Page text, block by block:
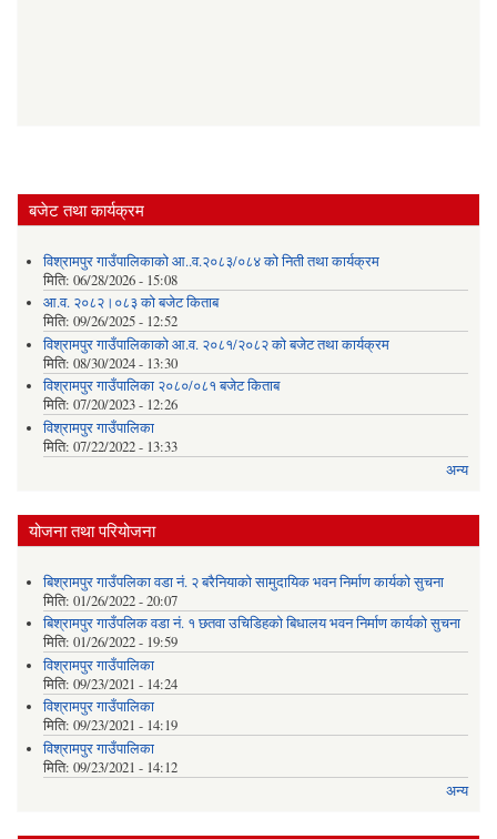
बजेट तथा कार्यक्रम
विश्रामपुर गाउँपालिकाको आ..व.२०८३/०८४ को निती तथा कार्यक्रम
मिति: 06/28/2026 - 15:08
आ.व. २०८२।०८३ को बजेट किताब
मिति: 09/26/2025 - 12:52
विश्रामपुर गाउँपालिकाको आ.व. २०८१/२०८२ को बजेट तथा कार्यक्रम
मिति: 08/30/2024 - 13:30
विश्रामपुर गाउँपालिका २०८०/०८१ बजेट किताब
मिति: 07/20/2023 - 12:26
विश्रामपुर गाउँपालिका
मिति: 07/22/2022 - 13:33
अन्य
योजना तथा परियोजना
बिश्रामपुर गाउँपलिका वडा नं. २ बरैनियाको सामुदायिक भवन निर्माण कार्यको सुचना
मिति: 01/26/2022 - 20:07
बिश्रामपुर गाउँपलिक वडा नं. १ छतवा उचिडिहको बिधालय भवन निर्माण कार्यको सुचना
मिति: 01/26/2022 - 19:59
विश्रामपुर गाउँपालिका
मिति: 09/23/2021 - 14:24
विश्रामपुर गाउँपालिका
मिति: 09/23/2021 - 14:19
विश्रामपुर गाउँपालिका
मिति: 09/23/2021 - 14:12
अन्य